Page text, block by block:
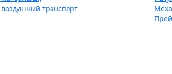
транспорт